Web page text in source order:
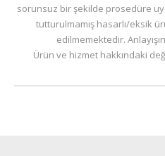
sorunsuz bir şekilde prosedüre
tutturulmamış hasarlı/eksik
edilmemektedir.
Ürün ve hizmet hakkındaki